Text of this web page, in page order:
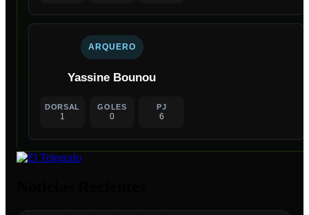
ARQUERO
Yassine Bounou
DORSAL
1
GOLES
0
PJ
6